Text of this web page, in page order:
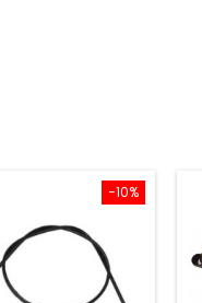
−10%